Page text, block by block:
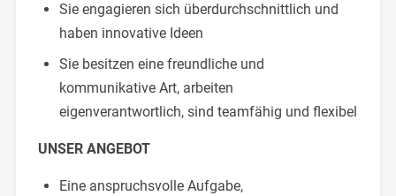
Sie engagieren sich überdurchschnittlich und
haben innovative Ideen
Sie besitzen eine freundliche und
kommunikative Art, arbeiten
eigenverantwortlich, sind teamfähig und flexibel
UNSER ANGEBOT
Eine anspruchsvolle Aufgabe,